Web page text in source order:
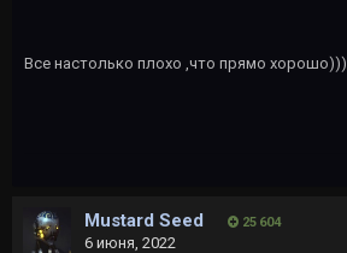
Все настолько плохо ,что прямо хорошо)))
Mustard Seed 25 604
6 июня, 2022